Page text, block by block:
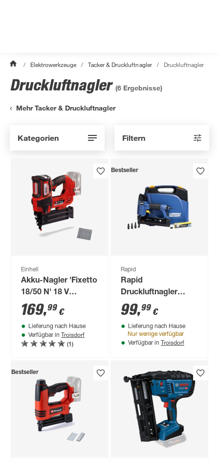
/ Elektrowerkzeuge / Tacker & Druckluftnagler / Druckluftnagler
Druckluftnagler (6 Ergebnisse)
Mehr Tacker & Druckluftnagler
Kategorien Filtern
Einhell
Akku-Nagler 'Fixetto
18/50 N' 18 V
inklusive 500 Stück
Nägel ohne Akku
und Ladegerät
169,99 €
Lieferung nach Hause
Verfügbar in Troisdorf
(1)
Bestseller
Rapid
Rapid
Druckluftnagler
PB131
99,99 €
Lieferung nach Hause
Nur wenige verfügbar
Verfügbar in Troisdorf
Bestseller